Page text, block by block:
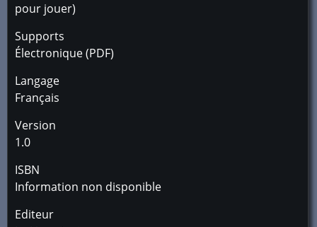
pour jouer)
Supports
Électronique (PDF)
Langage
Français
Version
1.0
ISBN
Information non disponible
Editeur